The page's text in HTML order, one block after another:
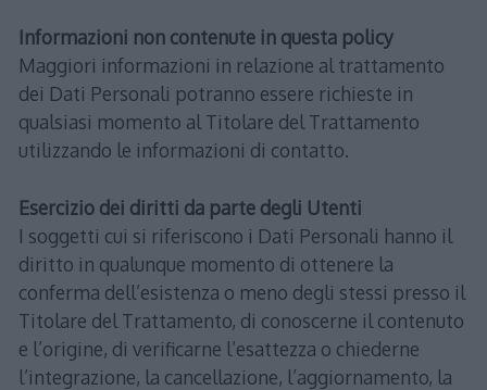
Informazioni non contenute in questa policy
Maggiori informazioni in relazione al trattamento
dei Dati Personali potranno essere richieste in
qualsiasi momento al Titolare del Trattamento
utilizzando le informazioni di contatto.
Esercizio dei diritti da parte degli Utenti
I soggetti cui si riferiscono i Dati Personali hanno il
diritto in qualunque momento di ottenere la
conferma dell’esistenza o meno degli stessi presso il
Titolare del Trattamento, di conoscerne il contenuto
e l’origine, di verificarne l’esattezza o chiederne
l’integrazione, la cancellazione, l’aggiornamento, la